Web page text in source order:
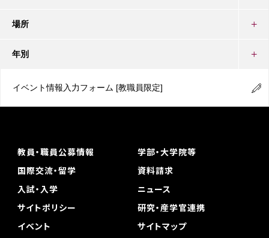
場所
年別
イベント情報入力フォーム [教職員限定]
教員・職員公募情報
学部・大学院等
国際交流・留学
資料請求
入試・入学
ニュース
サイトポリシー
研究・産学官連携
イベント
サイトマップ